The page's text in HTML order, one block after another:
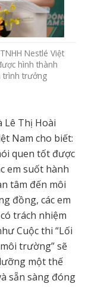
Nestlé Việt
hình thành
trình trưởng
Lê Thị Hoài
Nam cho biết:
quen tốt được
em suốt hành
tâm đến môi
đồng, các em
trách nhiệm
Cuộc thi “Lối
trường” sẽ
một thế
sẵn sàng đóng